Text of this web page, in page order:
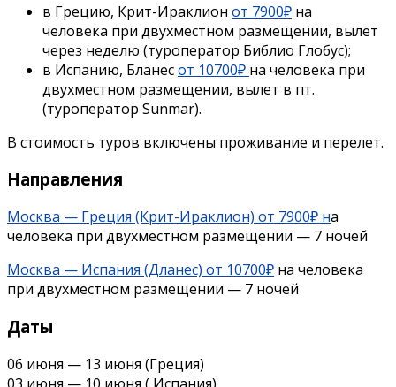
в Грецию, Крит-Ираклион от 7900₽ на
человека при двухместном размещении, вылет
через неделю (туроператор Библио Глобус);
в Испанию, Бланесот 10700₽ на человека при
двухместном размещении, вылет в пт.
(туроператор Sunmar).
В стоимость туров включены проживание и перелет.
Направления
Москва — Греция (Крит-Ираклион) от 7900₽ на
человека при двухместном размещении — 7 ночей
Москва — Испания (Дланес) от 10700₽ на человека
при двухместном размещении — 7 ночей
Даты
06 июня — 13 июня (Греция)
03 июня — 10 июня ( Испания)